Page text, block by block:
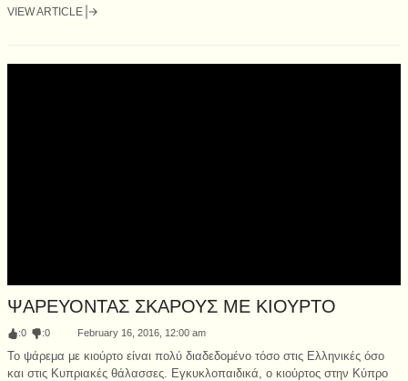
VIEW ARTICLE
ΨΑΡΕΥΟΝΤΑΣ ΣΚΑΡΟΥΣ ΜΕ ΚΙΟΥΡΤΟ
:0 :0 February 16, 2016, 12:00 am
Το ψάρεμα με κιούρτο είναι πολύ διαδεδομένο τόσο στις Ελληνικές όσο
και στις Κυπριακές θάλασσες. Εγκυκλοπαιδικά, ο κιούρτος στην Κύπρο